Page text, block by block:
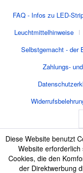
FAQ - Infos zu LED-
Leuchtmittelhinweise
Selbstgemacht - der
Zahlungs-
Diese Website benutzt
Website
Cookies, die den
der Direktwerbung